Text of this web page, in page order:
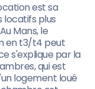
est sa
plus
Mans, le
en t3/t4 peut
s'explique par la
qui est
logement loué